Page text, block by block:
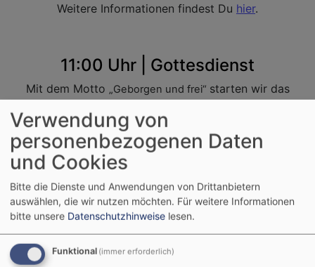
Weitere Informationen findest Du hier.
11:00 Uhr | Gottesdienst
Mit dem Motto „Geborgen und frei“ starten wir das
12:15 - 12:45 Uhr | Möglichkeit zur
Einzelsegnung
Nach dem Gottesdienst besteht in der St.
Jakobskirche die Möglichkeit, sich persönlich segnen
zu lassen.
Verwendung von
personenbezogenen Daten
und Cookies
Bitte die Dienste und Anwendungen von Drittanbietern
auswählen, die wir nutzen möchten. Für weitere Informationen
bitte unsere Datenschutzhinweise lesen.
Funktional (immer erforderlich)